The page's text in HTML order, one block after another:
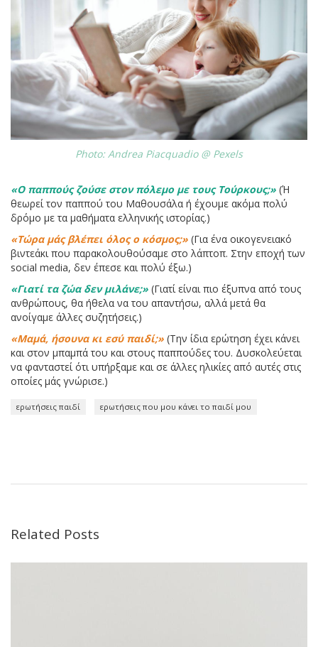
Photo: Andrea Piacquadio @ Pexels
«Ο παππούς ζούσε στον πόλεμο με τους Τούρκους;» (Ή
θεωρεί τον παππού του Μαθουσάλα ή έχουμε ακόμα πολύ
δρόμο με τα μαθήματα ελληνικής ιστορίας.)
«Τώρα μάς βλέπει όλος ο κόσμος;» (Για ένα οικογενειακό
βιντεάκι που παρακολουθούσαμε στο λάπτοπ. Στην εποχή των
social media, δεν έπεσε και πολύ έξω.)
«Γιατί τα ζώα δεν μιλάνε;» (Γιατί είναι πιο έξυπνα από τους
ανθρώπους, θα ήθελα να του απαντήσω, αλλά μετά θα
ανοίγαμε άλλες συζητήσεις.)
«Μαμά, ήσουνα κι εσύ παιδί;» (Την ίδια ερώτηση έχει κάνει
και στον μπαμπά του και στους παππούδες του. Δυσκολεύεται
να φανταστεί ότι υπήρξαμε και σε άλλες ηλικίες από αυτές στις
οποίες μάς γνώρισε.)
ερωτήσεις παιδί ερωτήσεις που μου κάνει το παιδί μου
Related Posts